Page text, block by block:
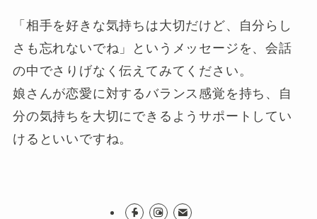
「相手を好きな気持ちは大切だけど、自分らし
さも忘れないでね」というメッセージを、会話
の中でさりげなく伝えてみてください。
娘さんが恋愛に対するバランス感覚を持ち、自
分の気持ちを大切にできるようサポートしてい
けるといいですね。